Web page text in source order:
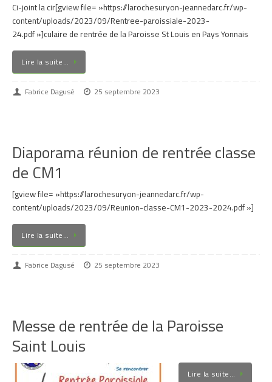
Ci-joint la cir[gview file= »https://larochesuryon-jeannedarc.fr/wp-
content/uploads/2023/09/Rentree-paroissiale-2023-
24.pdf »]culaire de rentrée de la Paroisse St Louis en Pays Yonnais
Lire la suite…
Fabrice Dagusé 25 septembre 2023
Diaporama réunion de rentrée classe
de CM1
[gview file= »https://larochesuryon-jeannedarc.fr/wp-
content/uploads/2023/09/Reunion-classe-CM1-2023-2024.pdf »]
Lire la suite…
Fabrice Dagusé 25 septembre 2023
Messe de rentrée de la Paroisse
Saint Louis
Lire la suite…